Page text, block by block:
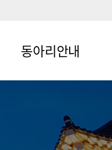
동아리안내